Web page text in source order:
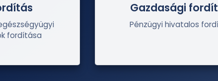
fordítása
Gazdasági
Pénzügyi hivatalos